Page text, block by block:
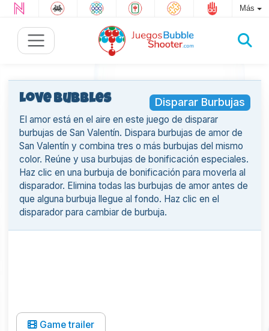
Más
Disparar Burbujas
Love Bubbles
El amor está en el aire en este juego de disparar
burbujas de San Valentín. Dispara burbujas de amor de
San Valentín y combina tres o más burbujas del mismo
color. Reúne y usa burbujas de bonificación especiales.
Haz clic en una burbuja de bonificación para moverla al
disparador. Elimina todas las burbujas de amor antes de
que alguna burbuja llegue al fondo. Haz clic en el
disparador para cambiar de burbuja.
Game trailer